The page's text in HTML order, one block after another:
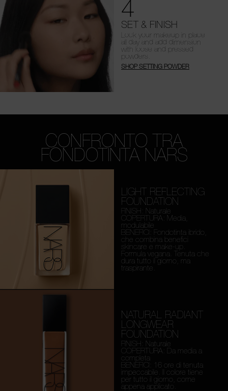
4
SET & FINISH
Lock your makeup in place
all day and add dimension
with loose and pressed
powders.
SHOP SETTING POWDER
CONFRONTO TRA
FONDOTINTA NARS
LIGHT REFLECTING
FOUNDATION
FINISH: Naturale
COPERTURA: Media,
modulabile
BENEFICI: Fondotinta ibrido,
che combina benefici
skincare e make-up.
Formula vegana. Tenuta che
dura tutto il giorno, ma
traspirante.
NATURAL RADIANT
LONGWEAR
FOUNDATION
FINISH: Naturale
COPERTURA: Da media a
completa
BENEFICI: 16 ore di tenuta
impeccabile. Il colore tiene
per tutto il giorno, come
appena applicato.